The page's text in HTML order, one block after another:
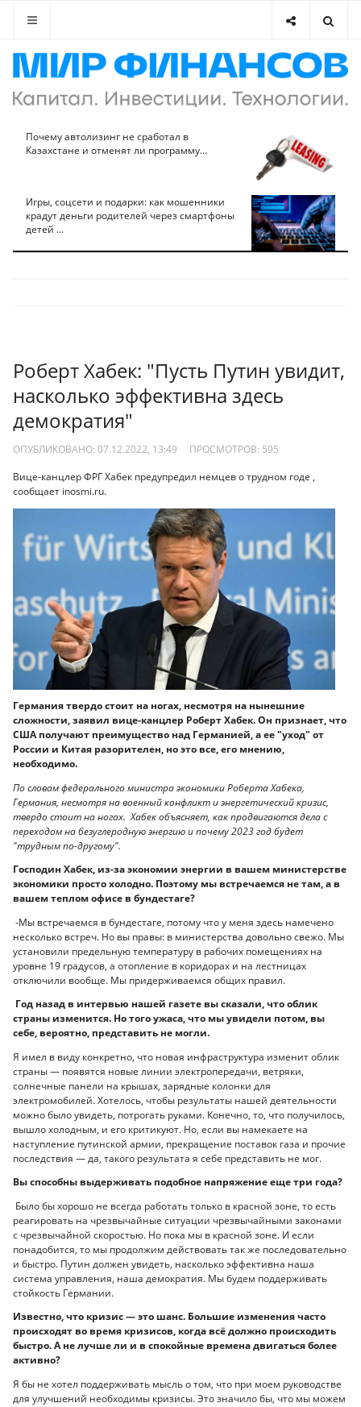
Почему автолизинг не сработал в
Казахстане и отменят ли программу...
Игры, соцсети и подарки: как мошенники
крадут деньги родителей через смартфоны
детей ...
Роберт Хабек: "Пусть Путин увидит,
насколько эффективна здесь
демократия"
ОПУБЛИКОВАНО: 07.12.2022, 13:49 ПРОСМОТРОВ: 595
Вице-канцлер ФРГ Хабек предупредил немцев о трудном годе ,
сообщает inosmi.ru.
Германия твердо стоит на ногах, несмотря на нынешние
сложности, заявил вице-канцлер Роберт Хабек. Он признает, что
США получают преимущество над Германией, а ее "уход" от
России и Китая разорителен, но это все, его мнению,
необходимо.
По словам федерального министра экономики Роберта Хабека,
Германия, несмотря на военный конфликт и энергетический кризис,
твердо стоит на ногах. Хабек объясняет, как продвигаются дела с
переходом на безуглеродную энергию и почему 2023 год будет
"трудным по-другому".
Господин Хабек, из-за экономии энергии в вашем министерстве
экономики просто холодно. Поэтому мы встречаемся не там, а в
вашем теплом офисе в бундестаге?
-Мы встречаемся в бундестаге, потому что у меня здесь намечено
несколько встреч. Но вы правы: в министерства довольно свежо. Мы
установили предельную температуру в рабочих помещениях на
уровне 19 градусов, а отопление в коридорах и на лестницах
отключили вообще. Мы придерживаемся общих правил.
Год назад в интервью нашей газете вы сказали, что облик
страны изменится. Но того ужаса, что мы увидели потом, вы
себе, вероятно, представить не могли.
Я имел в виду конкретно, что новая инфраструктура изменит облик
страны — появятся новые линии электропередачи, ветряки,
солнечные панели на крышах, зарядные колонки для
электромобилей. Хотелось, чтобы результаты нашей деятельности
можно было увидеть, потрогать руками. Конечно, то, что получилось,
вышло холодным, и его критикуют. Но, если вы намекаете на
наступление путинской армии, прекращение поставок газа и прочие
последствия — да, такого результата я себе представить не мог.
Вы способны выдерживать подобное напряжение еще три года?
Было бы хорошо не всегда работать только в красной зоне, то есть
реагировать на чрезвычайные ситуации чрезвычайными законами
с чрезвычайной скоростью. Но пока мы в красной зоне. И если
понадобится, то мы продолжим действовать так же последовательно
и быстро. Путин должен увидеть, насколько эффективна наша
система управления, наша демократия. Мы будем поддерживать
стойкость Германии.
Известно, что кризис — это шанс. Большие изменения часто
происходят во время кризисов, когда всё должно происходить
быстро. А не лучше ли и в спокойные времена двигаться более
активно?
Я бы не хотел поддерживать мысль о том, что при моем руководстве
для улучшений необходимы кризисы. Это значило бы, что мы можем